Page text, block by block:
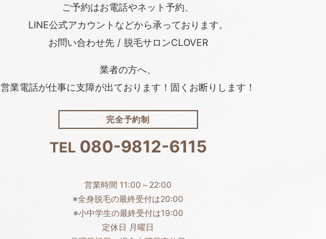
ご予約はお電話やネット予約、
LINE公式アカウント などから承っております。
お問い合わせ先 / 脱毛サロンCLOVER
業者の方へ、
営業電話が仕事に支障が出ております！固くお断りします！
完全予約制
TEL 080-9812-6115
営業時間 11:00～22:00
※全身脱毛の最終受付は20:00
※小中学生の最終受付は19:00
定休日 月曜日